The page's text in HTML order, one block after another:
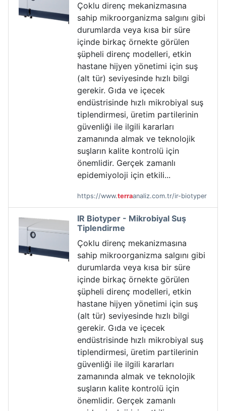
Çoklu direnç mekanizmasına
sahip mikroorganizma salgını gibi
durumlarda veya kısa bir süre
içinde birkaç örnekte görülen
şüpheli direnç modelleri, etkin
hastane hijyen yönetimi için suş
(alt tür) seviyesinde hızlı bilgi
gerekir. Gıda ve içecek
endüstrisinde hızlı mikrobiyal suş
tiplendirmesi, üretim partilerinin
güvenliği ile ilgili kararları
zamanında almak ve teknolojik
suşların kalite kontrolü için
önemlidir. Gerçek zamanlı
epidemiyoloji için etkili...
https://www.terraanaliz.com.tr/ir-biotyper
IR Biotyper - Mikrobiyal Suş
Tiplendirme
Çoklu direnç mekanizmasına
sahip mikroorganizma salgını gibi
durumlarda veya kısa bir süre
içinde birkaç örnekte görülen
şüpheli direnç modelleri, etkin
hastane hijyen yönetimi için suş
(alt tür) seviyesinde hızlı bilgi
gerekir. Gıda ve içecek
endüstrisinde hızlı mikrobiyal suş
tiplendirmesi, üretim partilerinin
güvenliği ile ilgili kararları
zamanında almak ve teknolojik
suşların kalite kontrolü için
önemlidir. Gerçek zamanlı